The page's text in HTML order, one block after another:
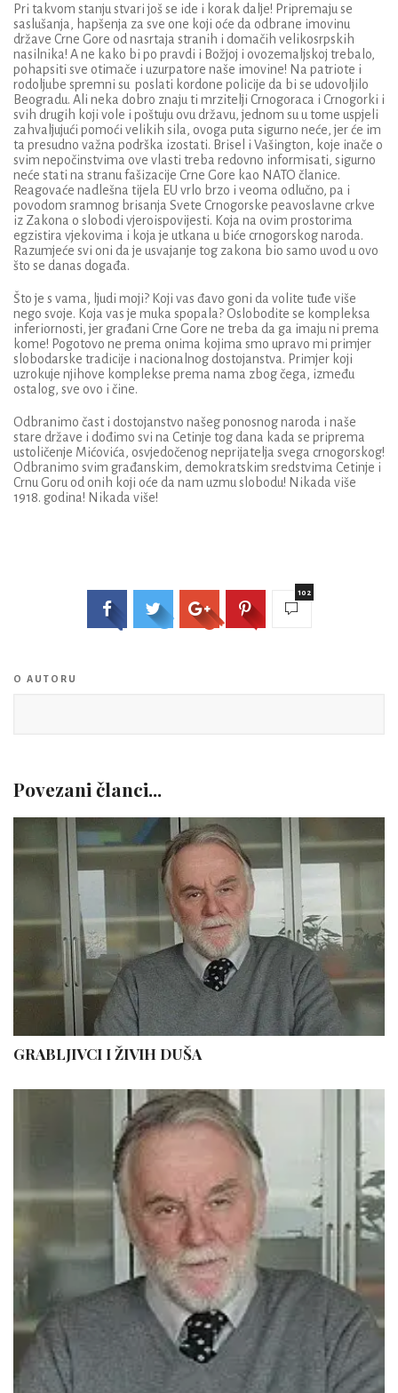
Pri takvom stanju stvari još se ide i korak dalje! Pripremaju se
saslušanja, hapšenja za sve one koji oće da od brane imovinu
države Crne Gore od nasrtaja stranih i domačih velikosrpskih
nasilnika! A ne kako bi po pravdi i Božjoj i ovozemaljskoj trebalo,
pohapsiti sve otimače i uzurpatore naše imovine! Na patriote i
rodoljube spremni su poslati kordone policije da bi se udovoljilo
Beogradu. Ali neka dobro znaju ti mrzitelji Crnogoraca i Crnogorki i
svih drugih koji vole i poštuju ovu državu, jednom su u tome uspjeli
zahvaljujući pomoći velikih sila, ovoga puta sigurno neće, jer će im
ta presudno važna podrška izostati. Brisel i Vašington, koje inače o
svim nepočinstvima ove vlasti treba redovno informisati, sigurno
neće stati na stranu fašizacije Crne Gore kao NATO članice.
Reagovaće nadlešna tijela EU vrlo brzo i veoma odlučno, pa i
povodom sramnog brisanja Svete Crnogorske peavoslavne crkve
iz Zakona o slobodi vjeroispovijesti. Koja na ovim prostorima
egzistira vjekovima i koja je utkana u biće crnogorskog naroda.
Razumjeće svi oni da je usvajanje tog zakona bio samo uvod u ovo
što se danas događa.
Što je s vama, ljudi moji? Koji vas đavo goni da volite tuđe više
nego svoje. Koja vas je muka spopala?Oslobodite se kompleksa
inferiornosti, jer građani Crne Gore ne treba da ga imaju ni prema
kome! Pogotovo ne prema onima kojima smo upravo mi primjer
slobodarske tradicije i nacionalnog dostojanstva. Primjer koji
uzrokuje njihove komplekse prema nama zbog čega, između
ostalog, sve ovo i čine.
Odbranimo čast i dostojanstvo našeg ponosnog naroda i naše
stare države i dođimo svi na Cetinje tog dana kada se priprema
ustoličenje Mićovića, osvjedočenog neprijatelja svega crnogorskog!
Odbranimo svim građanskim, demokratskim sredstvima Cetinje i
Crnu Goru od onih koji oće da nam uzmu slobodu! Nikada više
1918. godina! Nikada više!
102
O AUTORU
Povezani članci...
GRABLJIVCI I ŽIVIH DUŠA